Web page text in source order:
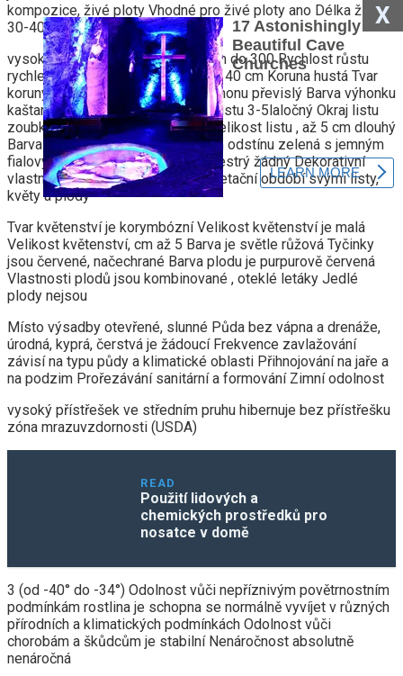
X
kompozice, živé ploty Vhodné pro živé ploty ano Délka života
30-40 let
vysoký Výška, cm do 300 Šířka, cm do 300 Rychlost růstu
rychle rostoucí Roční přírůstek asi 40 cm Koruna hustá Tvar
koruny polokulovitý Směr růstu výhonu převislý Barva výhonku
kaštanově hnědá Kůra hnědá Tvar listu 3-5laločný Okraj listu
zoubkovaný Velikost listu velký Velikost listu , až 5 cm dlouhý
Barva listu fialovočervená, v plném odstínu zelená s jemným
fialovým nádechem Okraj žádný Pestrý žádný Dekorativní
vlastnosti dekorativní po celé vegetační období svými listy,
květy a plody
Tvar květenství je korymbózní Velikost květenství je malá
Velikost květenství, cm až 5 Barva je světle růžová Tyčinky
jsou červené, načechrané Barva plodu je purpurově červená
Vlastnosti plodů jsou kombinované , oteklé letáky Jedlé
plody nejsou
Místo výsadby otevřené, slunné Půda bez vápna a drenáže,
úrodná, kyprá, čerstvá je žádoucí Frekvence zavlažování
závisí na typu půdy a klimatické oblasti Přihnojování na jaře a
na podzim Prořezávání sanitární a formování Zimní odolnost
vysoký přístřešek ve středním pruhu hibernuje bez přístřešku
zóna mrazuvzdornosti (USDA)
READ
Použití lidových a
chemických prostředků pro
nosatce v domě
3 (od -40° do -34°) Odolnost vůči nepříznivým povětrnostním
podmínkám rostlina je schopna se normálně vyvíjet v různých
přírodních a klimatických podmínkách Odolnost vůči
chorobám a škůdcům je stabilní Nenáročnost absolutně
nenáročná